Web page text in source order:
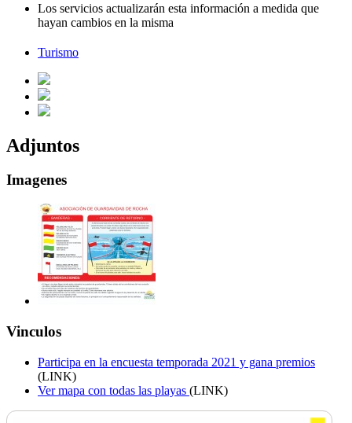
Los servicios actualizarán esta información a medida que
hayan cambios en la misma
Turismo
Adjuntos
Imagenes
Vinculos
Participa en la encuesta temporada 2021 y gana premios
(LINK)
Ver mapa con todas las playas (LINK)